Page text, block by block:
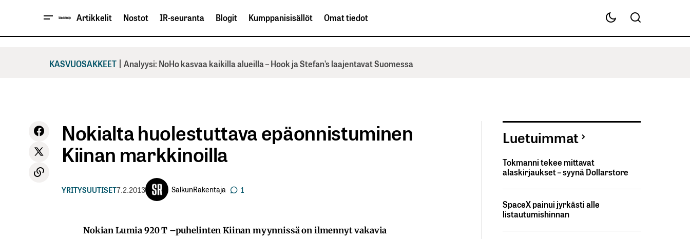
Artikkelit Nostot IR-seuranta Blogit Kumppanisisällöt Omat tiedot
KASVUOSAKKEET | Analyysi: NoHo kasvaa kaikilla alueilla – Hook ja Stefan’s laajentavat Suomessa
Nokialta huolestuttava epäonnistuminen
Kiinan markkinoilla
YRITYSUUTISET7.2.2013 SalkunRakentaja 1
Nokian Lumia 920 T –puhelinten Kiinan myynnissä on ilmennyt vakavia
Luetuimmat
Tokmanni tekee mittavat
alaskirjaukset – syynä Dollarstore
SpaceX painui jyrkästi alle
listautumishinnan